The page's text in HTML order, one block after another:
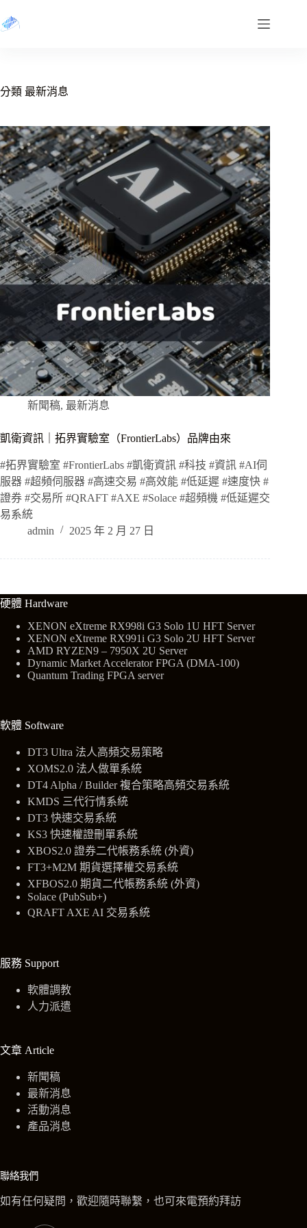
至
容
分類 最新消息
新聞稿, 最新消息
凱衛資訊｜拓界實驗室（FrontierLabs）品牌由來
#拓界實驗室 #FrontierLabs #凱衛資訊 #科技 #資訊 #AI伺
服器 #超頻伺服器 #高速交易 #高效能 #低延遲 #速度快 #
證券 #交易所 #QRAFT #AXE #Solace #超頻機 #低延遲交
易系統
admin
2025 年 2 月 27 日
硬體 Hardware
XENON eXtreme RX998i G3 Solo 1U HFT Server
XENON eXtreme RX991i G3 Solo 2U HFT Server
AMD RYZEN9 – 7950X 2U Server
Dynamic Market Accelerator FPGA (DMA-100)
Quantum Trading FPGA server
軟體 Software
DT3 Ultra 法人高頻交易策略
XOMS2.0 法人做單系統
DT4 Alpha / Builder 複合策略高頻交易系統
KMDS 三代行情系統
DT3 快速交易系統
KS3 快速權證刪單系統
XBOS2.0 證券二代帳務系統 (外資)
FT3+M2M 期貨選擇權交易系統
XFBOS2.0 期貨二代帳務系統 (外資)
Solace (PubSub+)
QRAFT AXE AI 交易系統
服務 Support
軟體調教
人力派遣
文章 Article
新聞稿
最新消息
活動消息
產品消息
聯絡我們
如有任何疑問，歡迎隨時聯繫，也可來電預約拜訪